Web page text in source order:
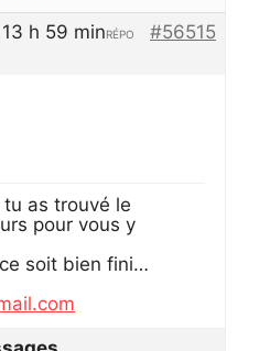
h 59 min
#56515
RÉPO
as trouvé le
pour vous y
soit bien fini…